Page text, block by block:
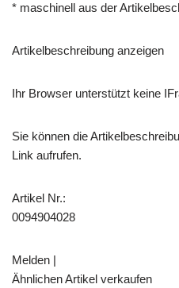
* maschinell aus der
Artikelbeschreibung anzeigen
Ihr Browser unterstützt keine
Sie können die
Link aufrufen.
Artikel Nr.:
0094904028
Melden |
Ähnlichen Artikel verkaufen